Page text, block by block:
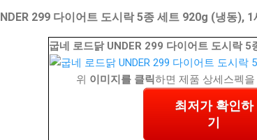
299 다이어트 도시락 5종 세트 920g (냉동), 1
굽네 로드닭 UNDER 299 다이어트 도시락
위 이미지를 클릭하면 제품 상세스펙
최저가 확인하
기